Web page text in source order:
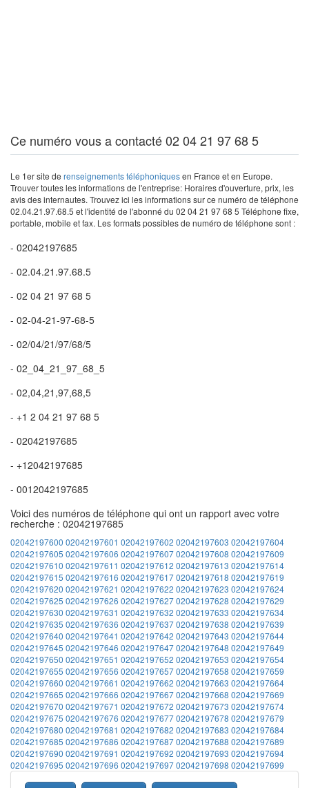
Ce numéro vous a contacté 02 04 21 97 68 5
Le 1er site de renseignements téléphoniquesen France et en Europe.
Trouver toutes les informations de l'entreprise: Horaires d'ouverture, prix, les
avis des internautes. Trouvez ici les informations sur ce numéro de téléphone
02.04.21.97.68.5 et l'identité de l'abonné du 02 04 21 97 68 5 Téléphone fixe,
portable, mobile et fax. Les formats possibles de numéro de téléphone sont :
- 02042197685
- 02.04.21.97.68.5
- 02 04 21 97 68 5
- 02-04-21-97-68-5
- 02/04/21/97/68/5
- 02_04_21_97_68_5
- 02,04,21,97,68,5
- +1 2 04 21 97 68 5
- 02042197685
- +12042197685
- 0012042197685
Voici des numéros de téléphone qui ont un rapport avec votre
recherche : 02042197685
02042197600 02042197601 02042197602 02042197603 02042197604
02042197605 02042197606 0204219760702042197608 02042197609
02042197610 02042197611 02042197612 02042197613 02042197614
02042197615 02042197616 0204219761702042197618 02042197619
02042197620 02042197621 02042197622 02042197623 02042197624
02042197625 02042197626 0204219762702042197628 02042197629
02042197630 02042197631 02042197632 02042197633 02042197634
02042197635 02042197636 0204219763702042197638 02042197639
02042197640 02042197641 02042197642 02042197643 02042197644
02042197645 02042197646 0204219764702042197648 02042197649
02042197650 02042197651 02042197652 02042197653 02042197654
02042197655 02042197656 0204219765702042197658 02042197659
02042197660 02042197661 02042197662 02042197663 02042197664
02042197665 02042197666 0204219766702042197668 02042197669
02042197670 02042197671 02042197672 02042197673 02042197674
02042197675 02042197676 0204219767702042197678 02042197679
02042197680 02042197681 02042197682 02042197683 02042197684
02042197685 02042197686 0204219768702042197688 02042197689
02042197690 02042197691 02042197692 02042197693 02042197694
02042197695 02042197696 0204219769702042197698 02042197699